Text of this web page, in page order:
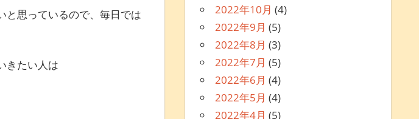
と思っているので、毎日では
きたい人は
2022年10月 (4)
2022年9月 (5)
2022年8月 (3)
2022年7月 (5)
2022年6月 (4)
2022年5月 (4)
2022年4月 (5)